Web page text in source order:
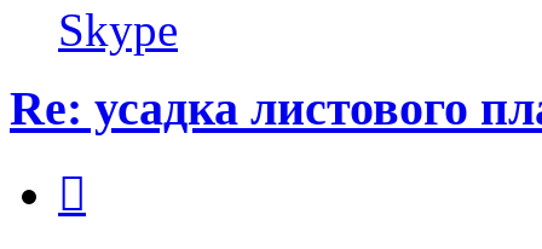
Kirilliq
Skype
Re: усадка листового